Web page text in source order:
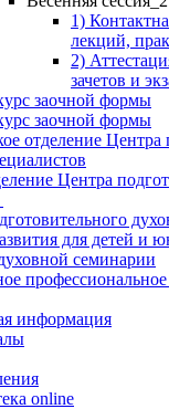
1)
лекций,
2)
зачетов и
заочной формы
заочной формы
отделение Центра
Центра
для детей и
семинарии
профессиональное
информация
online